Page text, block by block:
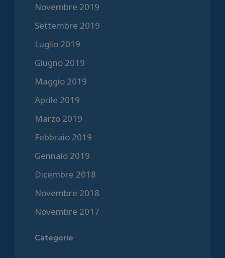
Novembre 2019
Settembre 2019
Luglio 2019
Giugno 2019
Maggio 2019
Aprile 2019
Marzo 2019
Febbraio 2019
Gennaio 2019
Dicembre 2018
Novembre 2018
Novembre 2017
Categorie